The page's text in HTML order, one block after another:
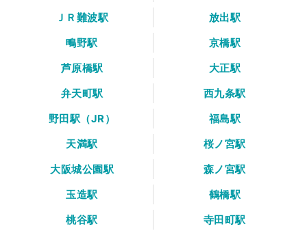
ＪＲ難波駅
放出駅
鴫野駅
京橋駅
芦原橋駅
大正駅
弁天町駅
西九条駅
野田駅（JR）
福島駅
天満駅
桜ノ宮駅
大阪城公園駅
森ノ宮駅
玉造駅
鶴橋駅
桃谷駅
寺田町駅